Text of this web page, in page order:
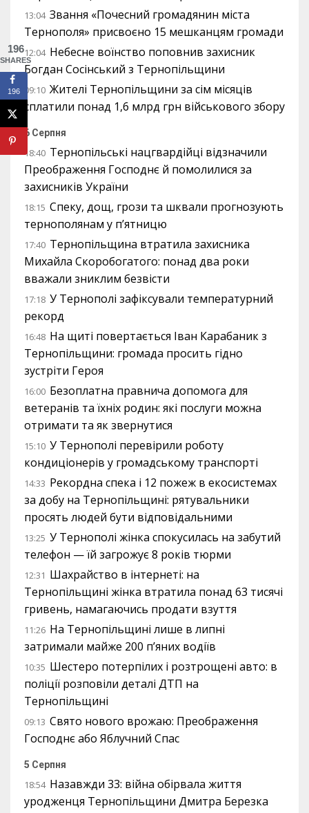
13:04 Звання «Почесний громадянин міста
Тернополя» присвоєно 15 мешканцям громади
12:04 Небесне воїнство поповнив захисник
Богдан Сосінський з Тернопільщини
09:10 Жителі Тернопільщини за сім місяців
сплатили понад 1,6 млрд грн військового збору
6 Серпня
18:40 Тернопільські нацгвардійці відзначили
Преображення Господнє й помолилися за
захисників України
18:15 Спеку, дощ, грози та шквали прогнозують
тернополянам у п’ятницю
17:40 Тернопільщина втратила захисника
Михайла Скоробогатого: понад два роки
вважали зниклим безвісти
17:18 У Тернополі зафіксували температурний
рекорд
16:48 На щиті повертається Іван Карабаник з
Тернопільщини: громада просить гідно
зустріти Героя
16:00 Безоплатна правнича допомога для
ветеранів та їхніх родин: які послуги можна
отримати та як звернутися
15:10 У Тернополі перевірили роботу
кондиціонерів у громадському транспорті
14:33 Рекордна спека і 12 пожеж в екосистемах
за добу на Тернопільщині: рятувальники
просять людей бути відповідальними
13:25 У Тернополі жінка спокусилась на забутий
телефон — їй загрожує 8 років тюрми
12:31 Шахрайство в інтернеті: на
Тернопільщині жінка втратила понад 63 тисячі
гривень, намагаючись продати взуття
11:26 На Тернопільщині лише в липні
затримали майже 200 п’яних водіїв
10:35 Шестеро потерпілих і розтрощені авто: в
поліції розповіли деталі ДТП на
Тернопільщині
09:13 Свято нового врожаю: Преображення
Господнє або Яблучний Спас
5 Серпня
18:54 Назавжди 33: війна обірвала життя
уродженця Тернопільщини Дмитра Березка
196
SHARES
196